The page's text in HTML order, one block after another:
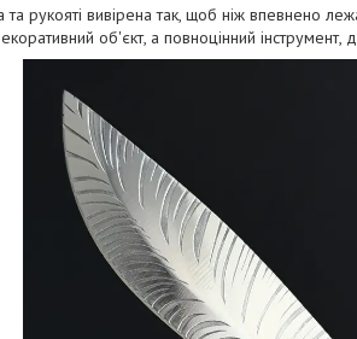
та рукояті вивірена так, щоб ніж впевнено
об'єкт, а повноцінний інструмент,